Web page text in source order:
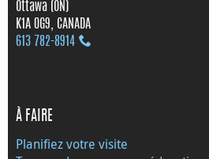
Ottawa (ON)
K1A 0G9, CANADA
613 782‑8914
À FAIRE
Planifiez votre visite